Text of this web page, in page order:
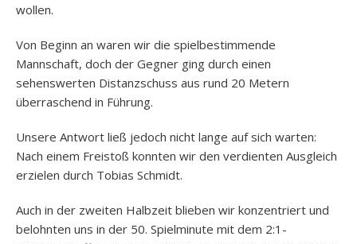
wollen.
Von Beginn an waren wir die spielbestimmende
Mannschaft, doch der Gegner ging durch einen
sehenswerten Distanzschuss aus rund 20 Metern
überraschend in Führung.
Unsere Antwort ließ jedoch nicht lange auf sich warten:
Nach einem Freistoß konnten wir den verdienten Ausgleich
erzielen durch Tobias Schmidt.
Auch in der zweiten Halbzeit blieben wir konzentriert und
belohnten uns in der 50. Spielminute mit dem 2:1-